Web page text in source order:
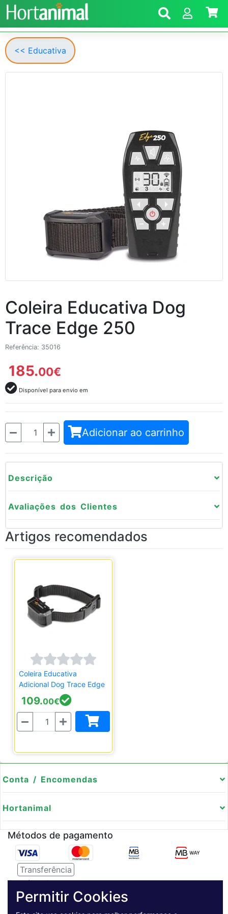
<< Educativa
Coleira Educativa Dog
Trace Edge 250
Referência: 35016
185.00€
Disponível para envio em
Quantidade Adicionar ao carrinho
Descrição
Avaliações dos Clientes
Artigos recomendados
Coleira Educativa
Adicional Dog Trace Edge
109.00€
Quantidade
Conta / Encomendas
Hortanimal
Métodos de pagamento
Transferência
Serviço de entregas
Permitir Cookies